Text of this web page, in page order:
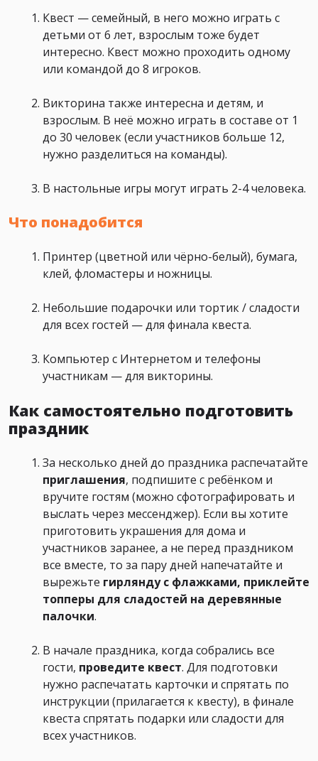
Квест — семейный, в него можно играть с
детьми от 6 лет, взрослым тоже будет
интересно. Квест можно проходить одному
или командой до 8 игроков.
Викторина также интересна и детям, и
взрослым. В неё можно играть в составе от 1
до 30 человек (если участников больше 12,
нужно разделиться на команды).
В настольные игры могут играть 2-4 человека.
Что понадобится
Принтер (цветной или чёрно-белый), бумага,
клей, фломастеры и ножницы.
Небольшие подарочки или тортик / сладости
для всех гостей — для финала квеста.
Компьютер с Интернетом и телефоны
участникам — для викторины.
Как самостоятельно подготовить
праздник
За несколько дней до праздника распечатайте
приглашения, подпишите с ребёнком и
вручите гостям (можно сфотографировать и
выслать через мессенджер). Если вы хотите
приготовить украшения для дома и
участников заранее, а не перед праздником
все вместе, то за пару дней напечатайте и
вырежьте гирлянду с флажками, приклейте
топперы для сладостей на деревянные
палочки.
В начале праздника, когда собрались все
гости, проведите квест. Для подготовки
нужно распечатать карточки и спрятать по
инструкции (прилагается к квесту), в финале
квеста спрятать подарки или сладости для
всех участников.